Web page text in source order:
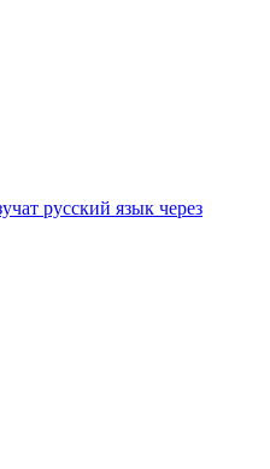
русский язык через